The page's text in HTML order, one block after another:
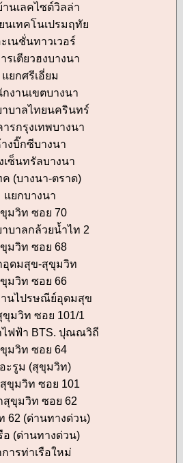
นเลคไซต์วิลล่า
นเทคโนเปรมฤทัย
ะเนชั่นทาวเวอร์
รเตียวฮงบางนา
แยกศรีเอี่ยม
งานเขตบางนา
าบาลไทยนครินทร์
รกรุงเทพบางนา
งบิ๊กซีบางนา
เซ็นทรัลบางนา
ค (บางนา-ตราด)
แยกบางนา
มวิท ซอย 70
าบาลกล้วยน้ำไท 2
มวิท ซอย 68
อุดมสุข-สุขุมวิท
มวิท ซอย 66
านไปรษณีย์อุดมสุข
ขุมวิท ซอย 101/1
ไฟฟ้า BTS. ปุณณวิถี
มวิท ซอย 64
อะรูม (สุขุมวิท)
ขุมวิท ซอย 101
สุขุมวิท ซอย 62
62 (ด่านทางด่วน)
อ (ด่านทางด่วน)
ารท่าเรือใหม่